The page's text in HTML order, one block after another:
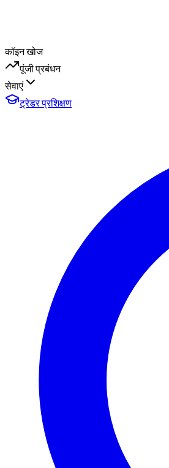
कॉइन खोज
पूंजी प्रबंधन
सेवाएं
ट्रेडर प्रशिक्षण